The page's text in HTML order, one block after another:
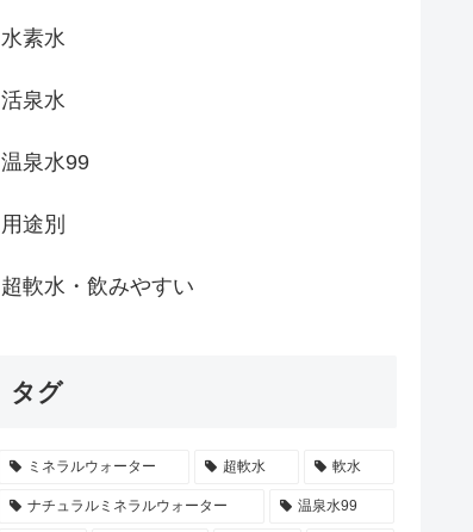
水素水
活泉水
温泉水99
用途別
超軟水・飲みやすい
タグ
ミネラルウォーター 超軟水 軟水
ナチュラルミネラルウォーター 温泉水99